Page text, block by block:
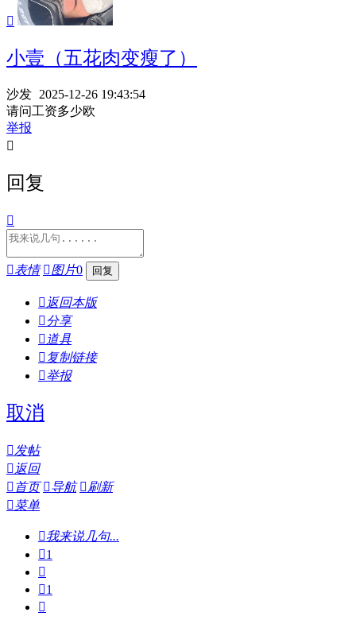

小壹（五花肉变瘦了）
沙发 2025-12-26 19:43:54
请问工资多少欧
举报

回复

表情 图片0
 返回本版
分享
 道具
 复制链接
举报
取消
发帖
 返回
 首页 导航 刷新
菜单
我来说几句...
1

1
